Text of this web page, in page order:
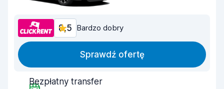
8,5 Bardzo dobry
Sprawdź ofertę
Bezpłatny transfer